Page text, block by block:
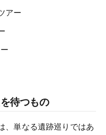
アー
待つもの
、単なる遺跡巡りではあ